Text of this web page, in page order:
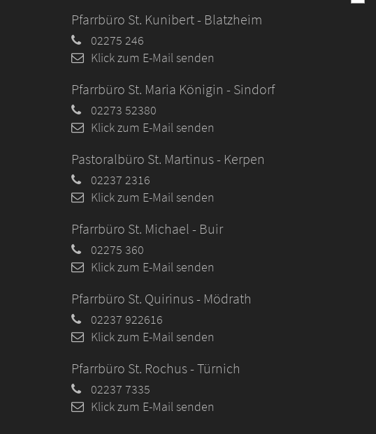
Pfarrbüro St. Kunibert - Blatzheim
02275 246
Klick zum E-Mail senden
Pfarrbüro St. Maria Königin - Sindorf
02273 52380
Klick zum E-Mail senden
Pastoralbüro St. Martinus - Kerpen
02237 2316
Klick zum E-Mail senden
Pfarrbüro St. Michael - Buir
02275 360
Klick zum E-Mail senden
Pfarrbüro St. Quirinus - Mödrath
02237 922616
Klick zum E-Mail senden
Pfarrbüro St. Rochus - Türnich
02237 7335
Klick zum E-Mail senden